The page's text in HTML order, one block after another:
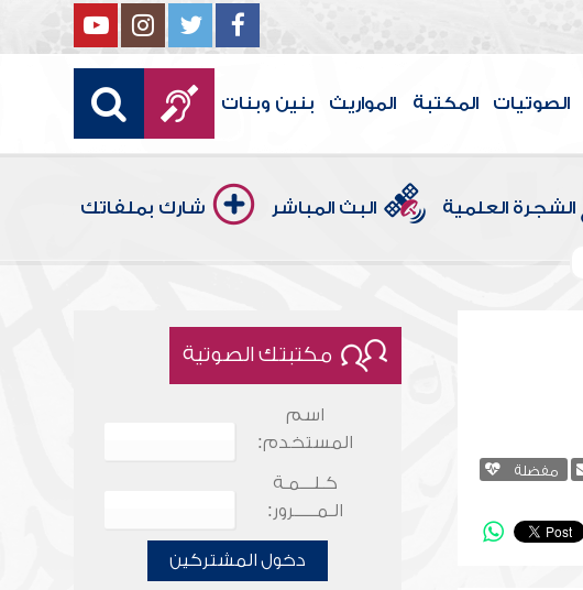
الصوتيات المكتبة المواريث بنين وبنات
الشجرة العلمية البث المباشر شارك بملفاتك
مفضلة
مكتبتك الصوتية
اسم
المستخدم:
كـلـــمـة
الـمـــــرور:
دخول المشتركين